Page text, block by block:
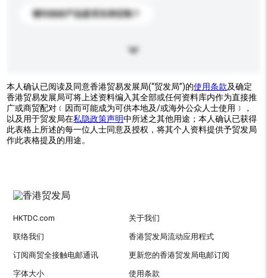
请问你的产品是否支持定制？
本人确认已阅读及同意香港贸易发展局(“贸发局”)的使用条款及确定
香港贸易发展局可将上述资料编入其全部或任何资料库内作为直接推
广或商贸配对﹝因而可能成为可供本地及/或海外公众人士使用﹞，
以及用于贸发局在私隐政策声明中所述之其他用途；本人确认已获得
此表格上所述的每一位人士同意及授权，将其个人资料提供予贸发局
作此表格提及的用途。
HKTDC.com 关于我们
联络我们 香港贸发局流动应用程式
订阅商贸全接触电邮通讯 更新您的香港贸发局电邮订阅
字体大小 使用条款